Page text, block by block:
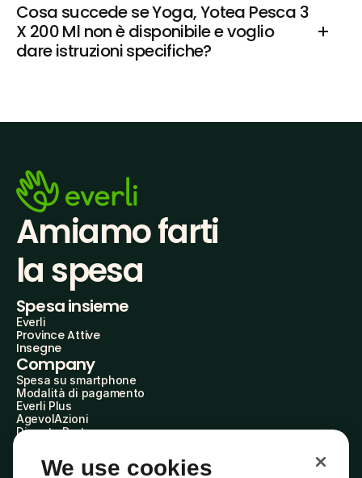
Cosa succede se Yoga, Yotea Pesca 3
X 200 Ml non è disponibile e voglio
dare istruzioni specifiche?
Amiamo farti
la spesa
Spesa insieme
Everli
Province Attive
Insegne
Company
Spesa su smartphone
Modalità di pagamento
Everli Plus
AgevolAzioni
Diventa Partner
Everli Shoppers
About Us
We use cookies